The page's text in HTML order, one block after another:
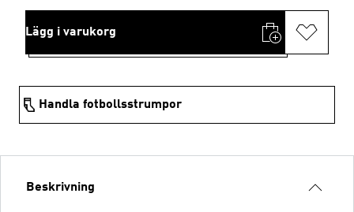
Lägg i varukorg
Handla fotbollsstrumpor
Beskrivning